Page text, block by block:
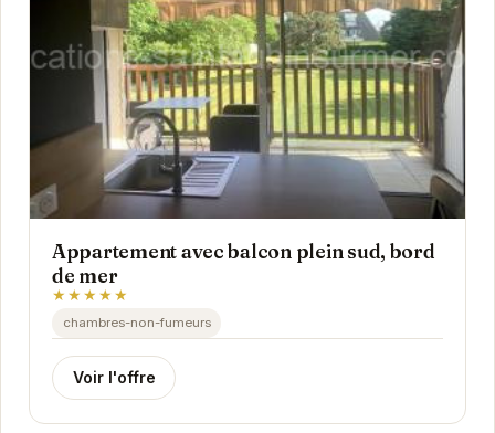
Appartement avec balcon plein sud, bord
de mer
★★★★★
chambres-non-fumeurs
Voir l'offre